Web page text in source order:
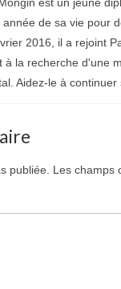
de sa vie pour
2016, il a rejoint
à la recherche d'une
Aidez-le à continuer
publiée. Les champs